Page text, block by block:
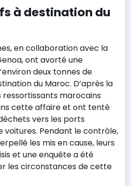
à destination du
en collaboration avec la
ont avorté une
deux tonnes de
du Maroc. D’après la
ressortissants marocains
cette affaire et ont tenté
vers les ports
voitures. Pendant le contrôle,
les mis en cause, leurs
et une enquête a été
les circonstances de cette